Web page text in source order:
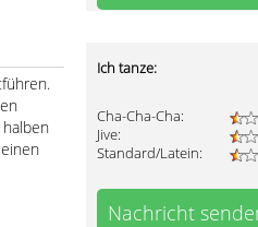
Ich tanze:
Cha-Cha-Cha:
Jive:
Standard/Latein:
Nachricht